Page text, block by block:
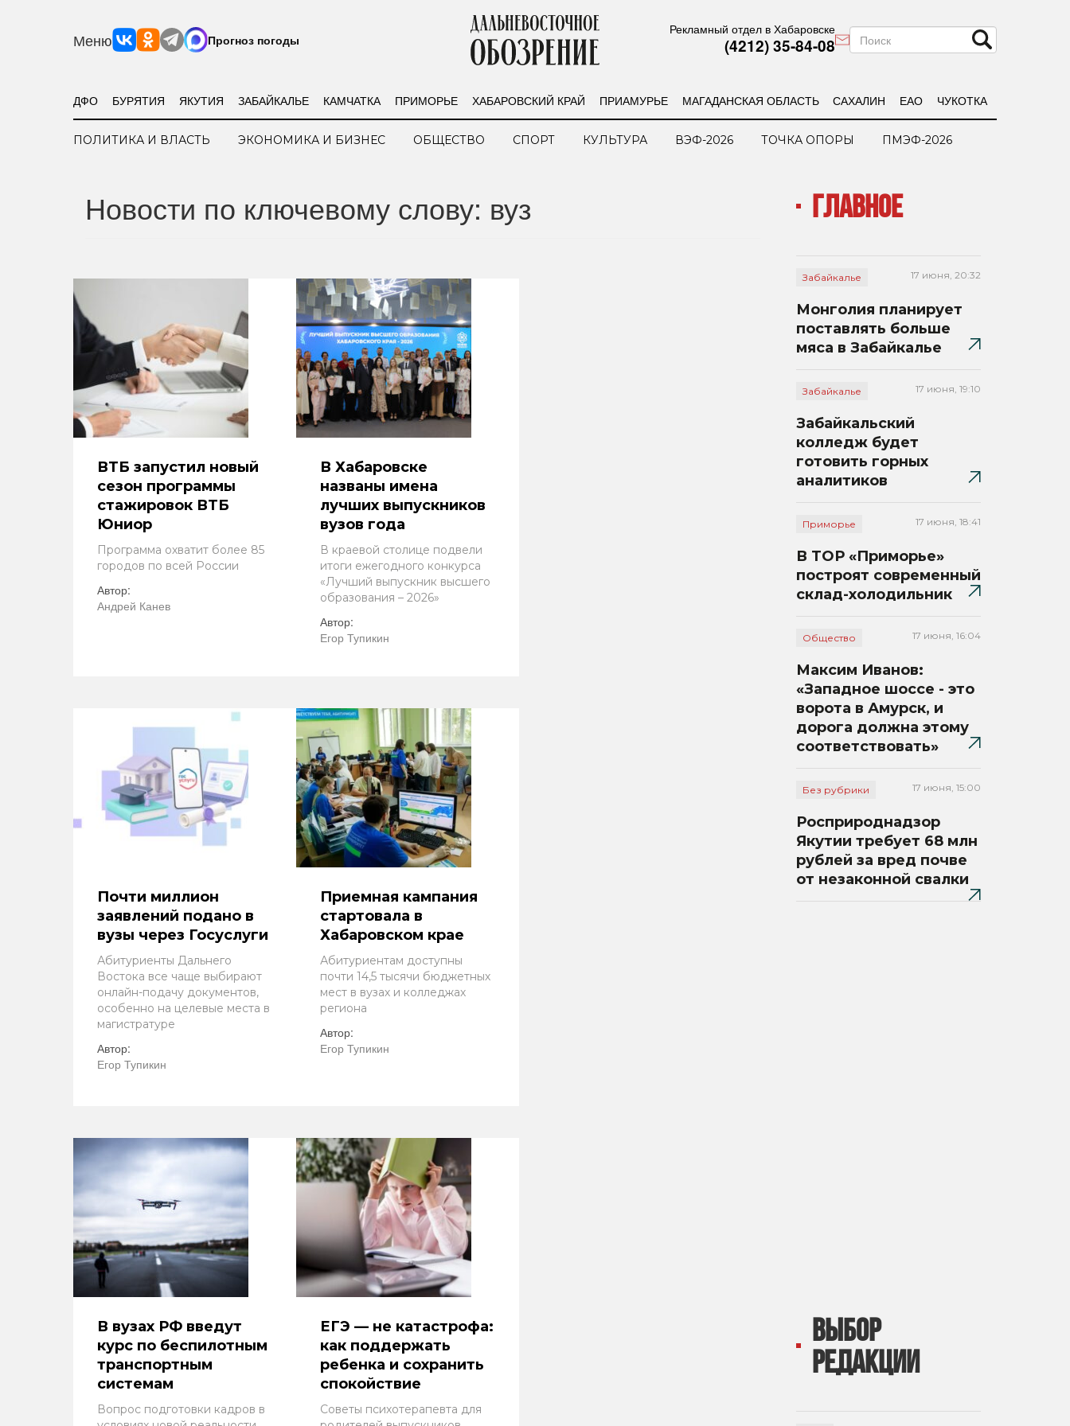
Меню Прогноз погоды
Рекламный отдел в Хабаровске
(4212) 35-84-08
ДФО БУРЯТИЯ ЯКУТИЯ ЗАБАЙКАЛЬЕ КАМЧАТКА ПРИМОРЬЕ ХАБАРОВСКИЙ КРАЙ ПРИАМУРЬЕ МАГАДАНСКАЯ ОБЛАСТЬ САХАЛИН ЕАО ЧУКОТКА
ПОЛИТИКА И ВЛАСТЬ ЭКОНОМИКА И БИЗНЕС ОБЩЕСТВО СПОРТ КУЛЬТУРА ВЭФ-2026 ТОЧКА ОПОРЫ ПМЭФ-2026
Новости по ключевому слову: вуз
ВТБ запустил новый
сезон программы
стажировок ВТБ
Юниор
Программа охватит более 85
городов по всей России
Автор:
Андрей Канев
В Хабаровске
названы имена
лучших выпускников
вузов года
В краевой столице подвели
итоги ежегодного конкурса
«Лучший выпускник высшего
образования – 2026»
Автор:
Егор Тупикин
Почти миллион
заявлений подано в
вузы через Госуслуги
Абитуриенты Дальнего
Востока все чаще выбирают
онлайн-подачу документов,
особенно на целевые места в
магистратуре
Автор:
Егор Тупикин
Приемная кампания
стартовала в
Хабаровском крае
Абитуриентам доступны
почти 14,5 тысячи бюджетных
мест в вузах и колледжах
региона
Автор:
Егор Тупикин
В вузах РФ введут
курс по беспилотным
транспортным
системам
Вопрос подготовки кадров в
ЕГЭ — не катастрофа:
как поддержать
ребенка и сохранить
спокойствие
Советы психотерапевта для
ГЛАВНОЕ
Забайкалье 17 июня, 20:32
Монголия планирует
поставлять больше
мяса в Забайкалье
Забайкалье 17 июня, 19:10
Забайкальский
колледж будет
готовить горных
аналитиков
Приморье 17 июня, 18:41
В ТОР «Приморье»
построят современный
склад-холодильник
Общество 17 июня, 16:04
Максим Иванов:
«Западное шоссе - это
ворота в Амурск, и
дорога должна этому
соответствовать»
Без рубрики 17 июня, 15:00
Росприроднадзор
Якутии требует 68 млн
рублей за вред почве
от незаконной свалки
ВЫБОР
РЕДАКЦИИ